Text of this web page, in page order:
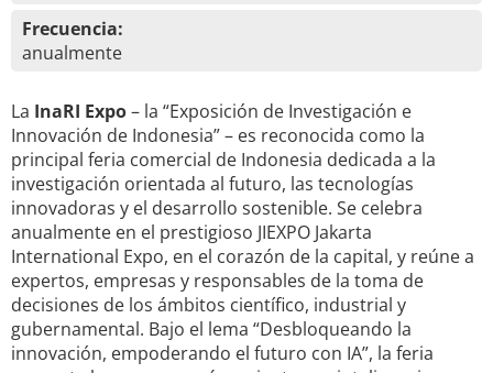
Frecuencia:
anualmente
La InaRI Expo– la “Exposición de Investigación e
Innovación de Indonesia” – es reconocida como la
principal feria comercial de Indonesia dedicada a la
investigación orientada al futuro, las tecnologías
innovadoras y el desarrollo sostenible. Se celebra
anualmente en el prestigioso JIEXPO Jakarta
International Expo, en el corazón de la capital, y reúne a
expertos, empresas y responsables de la toma de
decisiones de los ámbitos científico, industrial y
gubernamental. Bajo el lema “Desbloqueando la
innovación, empoderando el futuro con IA”, la feria